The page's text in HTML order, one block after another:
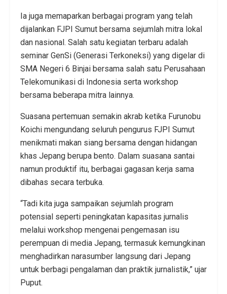
Ia juga memaparkan berbagai program yang telah
dijalankan FJPI Sumut bersama sejumlah mitra lokal
dan nasional. Salah satu kegiatan terbaru adalah
seminar GenSi (Generasi Terkoneksi) yang digelar di
SMA Negeri 6 Binjai bersama salah satu Perusahaan
Telekomunikasi di Indonesia serta workshop
bersama beberapa mitra lainnya.
Suasana pertemuan semakin akrab ketika Furunobu
Koichi mengundang seluruh pengurus FJPI Sumut
menikmati makan siang bersama dengan hidangan
khas Jepang berupa bento. Dalam suasana santai
namun produktif itu, berbagai gagasan kerja sama
dibahas secara terbuka.
“Tadi kita juga sampaikan sejumlah program
potensial seperti peningkatan kapasitas jurnalis
melalui workshop mengenai pengemasan isu
perempuan di media Jepang, termasuk kemungkinan
menghadirkan narasumber langsung dari Jepang
untuk berbagi pengalaman dan praktik jurnalistik,” ujar
Puput.